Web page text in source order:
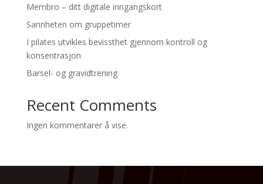
Membro – ditt digitale inngangskort
Sannheten om gruppetimer
I pilates utvikles bevissthet gjennom kontroll og
konsentrasjon
Barsel- og gravidtrening
Recent Comments
Ingen kommentarer å vise.